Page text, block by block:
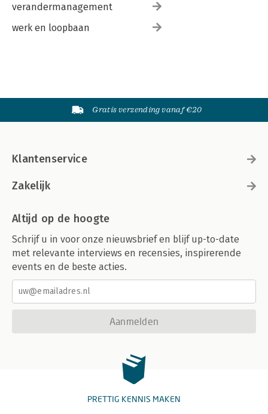
verandermanagement
werk en loopbaan
Gratis verzending vanaf €20
Klantenservice
Zakelijk
Altijd op de hoogte
Schrijf u in voor onze nieuwsbrief en blijf up-to-date
met relevante interviews en recensies, inspirerende
events en de beste acties.
Aanmelden
PRETTIG KENNIS MAKEN